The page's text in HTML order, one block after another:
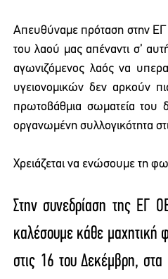
Απευθύναμε πρόταση στην
του λαού μας απέναντι σ’
αγωνιζόμενος λαός να
υγειονομικών δεν αρκούν
πρωτοβάθμια σωματεία του
οργανωμένη συλλογικότητα
Χρειάζεται να ενώσουμε τη
Στην συνεδρίαση της ΕΓ
καλέσουμε κάθε μαχητική
στις 16 του Δεκέμβρη, στα